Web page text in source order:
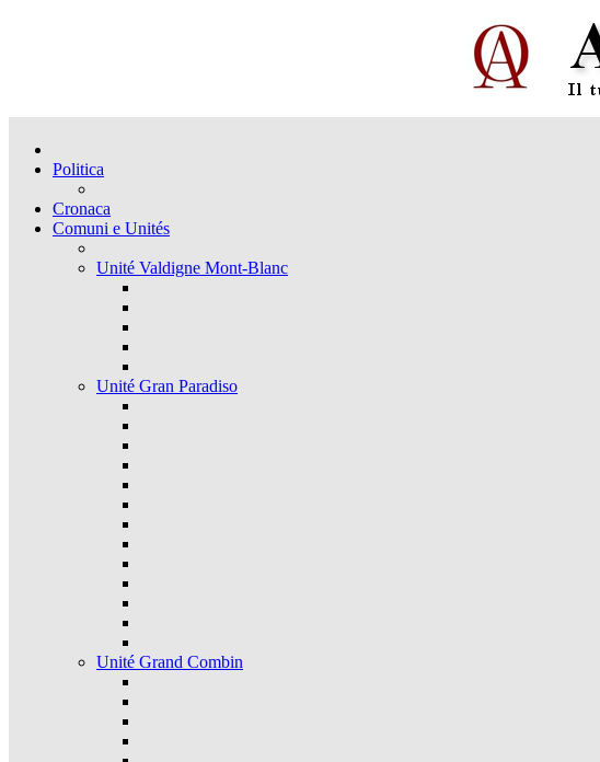
Politica
Cronaca
Comuni e Unités
Unité Valdigne Mont-Blanc
Unité Gran Paradiso
Unité Grand Combin